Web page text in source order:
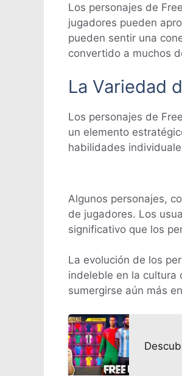
Los personajes de
jugadores pueden
pueden sentir una
convertido a muchos
La Variedad
Los personajes de
un elemento
habilidades
Algunos personajes,
de jugadores. Los
significativo que los
La evolución de los
indeleble en la cultura
sumergirse aún más